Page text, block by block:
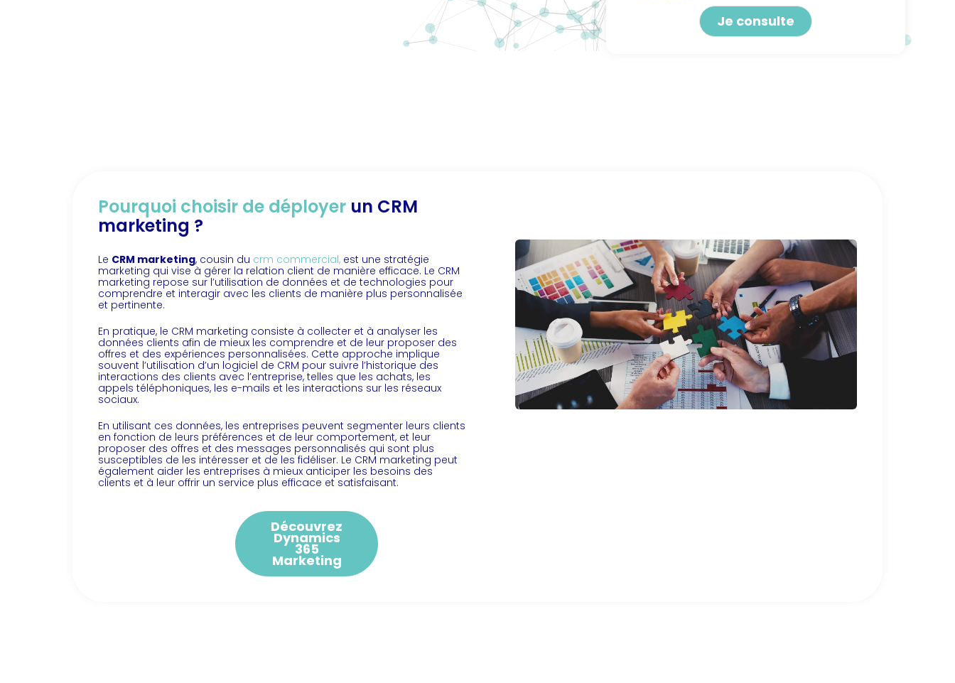
Pourquoi choisir de déployer un CRM
marketing ?
Le CRM marketing, cousin du crm commercial, est une stratégie
marketing qui vise à gérer la relation client de manière efficace. Le CRM
marketing repose sur l’utilisation de données et de technologies pour
comprendre et interagir avec les clients de manière plus personnalisée
et pertinente.
En pratique, le CRM marketing consiste à collecter et à analyser les
données clients afin de mieux les comprendre et de leur proposer des
offres et des expériences personnalisées. Cette approche implique
souvent l’utilisation d’un logiciel de CRM pour suivre l’historique des
interactions des clients avec l’entreprise, telles que les achats, les
appels téléphoniques, les e-mails et les interactions sur les réseaux
sociaux.
En utilisant ces données, les entreprises peuvent segmenter leurs clients
en fonction de leurs préférences et de leur comportement, et leur
proposer des offres et des messages personnalisés qui sont plus
susceptibles de les intéresser et de les fidéliser. Le CRM marketing peut
également aider les entreprises à mieux anticiper les besoins des
clients et à leur offrir un service plus efficace et satisfaisant.
Découvrez
Dynamics
365
Marketing